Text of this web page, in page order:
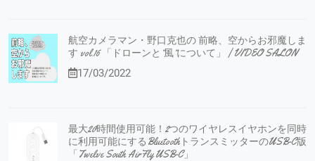
航空カメラマン・野口克也の 前略、空からお邪魔しま
す vol.16 「ドローンと”風”について」 | VIDEO SALON
17/03/2022
最大20時間使用可能！2つのワイヤレスイヤホンを同時
に利用可能にするBluetoothトランスミッターのUSB-C版
「Twelve South AirFly USB-C」